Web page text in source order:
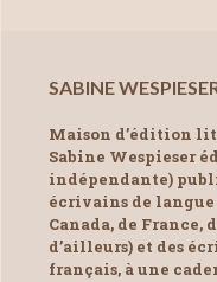
SABINE
Maison d’édition
Sabine Wespieser
indépendante)
écrivains de
Canada, de France,
d’ailleurs) et des
français, à une